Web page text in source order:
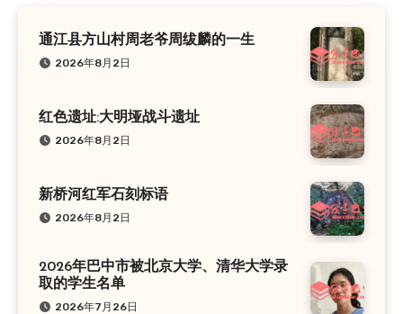
通江县方山村周老爷周绂麟的一生
2026年8月2日
红色遗址:大明垭战斗遗址
2026年8月2日
新桥河红军石刻标语
2026年8月2日
2026年巴中市被北京大学、清华大学录
取的学生名单
2026年7月26日